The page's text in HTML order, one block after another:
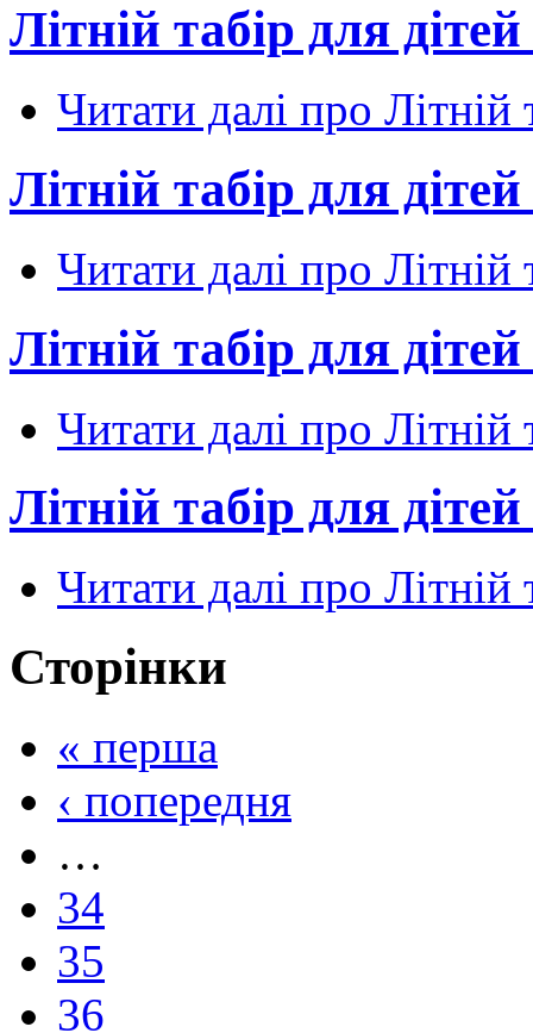
Літній табір для
Читати далі про Літній
Літній табір для
Читати далі про Літній
Літній табір для
Читати далі про Літній
Літній табір для
Читати далі про Літній
Сторінки
« перша
‹ попередня
…
34
35
36